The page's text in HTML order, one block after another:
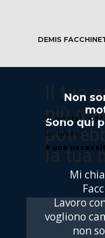
DEMIS
Il mental
un lusso,
è una
Non
Sono qui
Il tuo
più
la tua
Mi
Lavoro
vogliono
non